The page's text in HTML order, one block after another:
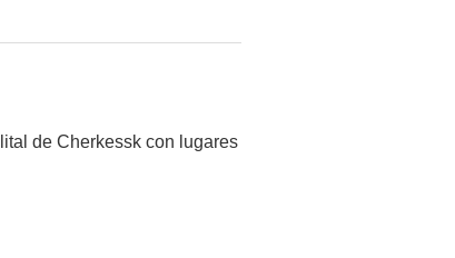
de Cherkessk con lugares